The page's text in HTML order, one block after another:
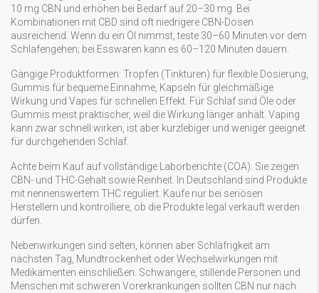
10 mg CBN und erhöhen bei Bedarf auf 20–30 mg. Bei
Kombinationen mit CBD sind oft niedrigere CBN-Dosen
ausreichend. Wenn du ein Öl nimmst, teste 30–60 Minuten vor dem
Schlafengehen; bei Esswaren kann es 60–120 Minuten dauern.
Gängige Produktformen: Tropfen (Tinkturen) für flexible Dosierung,
Gummis für bequeme Einnahme, Kapseln für gleichmäßige
Wirkung und Vapes für schnellen Effekt. Für Schlaf sind Öle oder
Gummis meist praktischer, weil die Wirkung länger anhält. Vaping
kann zwar schnell wirken, ist aber kurzlebiger und weniger geeignet
für durchgehenden Schlaf.
Achte beim Kauf auf vollständige Laborberichte (COA). Sie zeigen
CBN- und THC-Gehalt sowie Reinheit. In Deutschland sind Produkte
mit nennenswertem THC reguliert. Kaufe nur bei seriösen
Herstellern und kontrolliere, ob die Produkte legal verkauft werden
dürfen.
Nebenwirkungen sind selten, können aber Schläfrigkeit am
nächsten Tag, Mundtrockenheit oder Wechselwirkungen mit
Medikamenten einschließen. Schwangere, stillende Personen und
Menschen mit schweren Vorerkrankungen sollten CBN nur nach